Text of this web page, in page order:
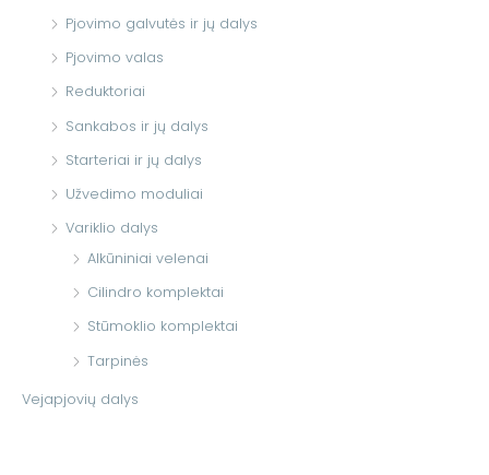
Pjovimo galvutės ir jų dalys
Pjovimo valas
Reduktoriai
Sankabos ir jų dalys
Starteriai ir jų dalys
Užvedimo moduliai
Variklio dalys
Alkūniniai velenai
Cilindro komplektai
Stūmoklio komplektai
Tarpinės
Vejapjovių dalys